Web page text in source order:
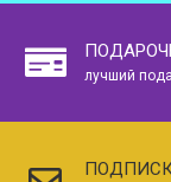
лучший